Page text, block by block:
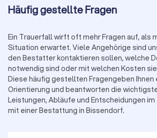
Kosten für Bestatter in Bissendorf
Bestattung und dem gewünschten
Grundsätzlich gilt:
Einfache Urnenbestattung
Klassische Erdbestattung mit
Trauerfeier
Häufig gestellte Fragen
Ein Trauerfall wirft oft mehr Fragen auf, als
Situation erwartet. Viele Angehörige sind
den Bestatter kontaktieren sollen, welche
notwendig sind oder mit welchen Kosten
Diese häufig gestellten Fragengeben Ihnen
Orientierung und beantworten die
Leistungen, Abläufe und Entscheidungen
mit einer Bestattung in Bissendorf.